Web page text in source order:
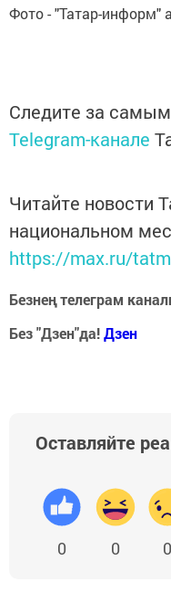
Фото - "Татар-информ"
Следите за
Telegram-канале
Читайте новости
национальном
https://max.ru/
Безнең телеграм
Без "Дзен"да!Дзен
Оставляйте
0 0 0